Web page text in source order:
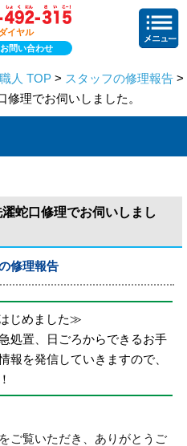
イヤル
問い合わせ
人 TOP > スタッフの修理報告 >
理でお伺いしました。
蛇口修理でお伺いしまし
修理報告
じめました≫
処置、日ごろからできるお手
報を発信していきますので、
ご覧いただき、ありがとうご